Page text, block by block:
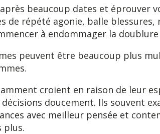
beaucoup dates et éprouver
de répété agonie, balle
à endommager la
peuvent être beaucoup plus
croient en raison de leur
doucement. Ils souvent
avec meilleur pensée et
plus.